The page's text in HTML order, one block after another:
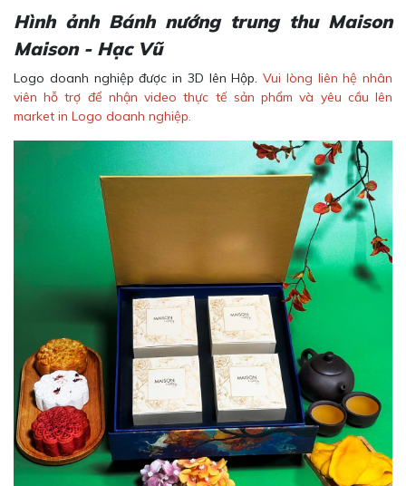
Hình ảnh Bánh nướng trung thu Maison
Maison - Hạc Vũ
Logo doanh nghiệp được in 3D lên Hộp. Vui lòng liên hệ nhân
viên hỗ trợ để nhận video thực tế sản phẩm và yêu cầu lên
market in Logo doanh nghiệp.